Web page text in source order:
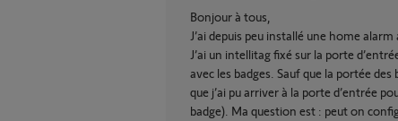
Bonjour à tous,
J’ai depuis peu installé une home
J’ai un intellitag fixé sur la porte
avec les badges. Sauf que la portée
que j’ai pu arriver à la porte d’entrée
badge). Ma question est : peut on